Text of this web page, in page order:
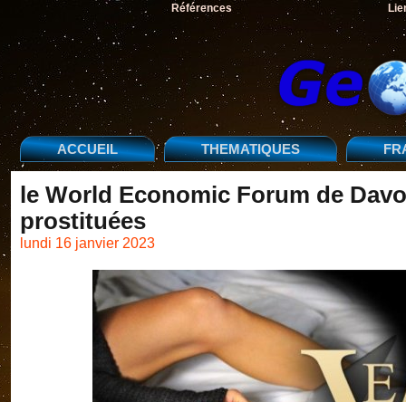
Références
ACCUEIL THEMATIQUES
le World Economic Forum de
prostituées
lundi 16 janvier 2023